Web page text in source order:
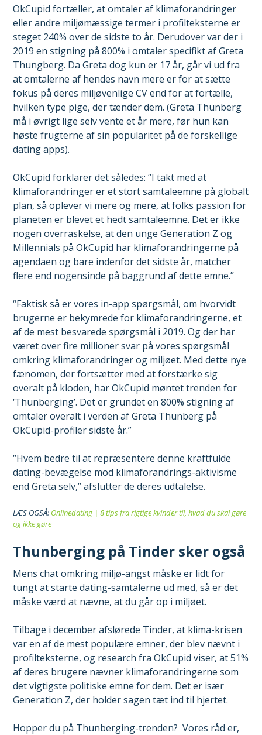
OkCupid fortæller, at omtaler af klimaforandringer
eller andre miljømæssige termer i profilteksterne er
steget 240% over de sidste to år. Derudover var der i
2019 en stigning på 800% i omtaler specifikt af Greta
Thungberg. Da Greta dog kun er 17 år, går vi ud fra
at omtalerne af hendes navn mere er for at sætte
fokus på deres miljøvenlige CV end for at fortælle,
hvilken type pige, der tænder dem. (Greta Thunberg
må i øvrigt lige selv vente et år mere, før hun kan
høste frugterne af sin popularitet på de forskellige
dating apps).
OkCupid forklarer det således: “I takt med at
klimaforandringer er et stort samtaleemne på globalt
plan, så oplever vi mere og mere, at folks passion for
planeten er blevet et hedt samtaleemne. Det er ikke
nogen overraskelse, at den unge Generation Z og
Millennials på OkCupid har klimaforandringerne på
agendaen og bare indenfor det sidste år, matcher
flere end nogensinde på baggrund af dette emne.”
“Faktisk så er vores in-app spørgsmål, om hvorvidt
brugerne er bekymrede for klimaforandringerne, et
af de mest besvarede spørgsmål i 2019. Og der har
været over fire millioner svar på vores spørgsmål
omkring klimaforandringer og miljøet. Med dette nye
fænomen, der fortsætter med at forstærke sig
overalt på kloden, har OkCupid møntet trenden for
‘Thunberging’. Det er grundet en 800% stigning af
omtaler overalt i verden af Greta Thunberg på
OkCupid-profiler sidste år.”
“Hvem bedre til at repræsentere denne kraftfulde
dating-bevægelse mod klimaforandrings-aktivisme
end Greta selv,” afslutter de deres udtalelse.
LÆS OGSÅ: Onlinedating | 8 tips fra rigtige kvinder til, hvad du skal gøre
og ikke gøre
Thunberging på Tinder sker også
Mens chat omkring miljø-angst måske er lidt for
tungt at starte dating-samtalerne ud med, så er det
måske værd at nævne, at du går op i miljøet.
Tilbage i december afslørede Tinder, at klima-krisen
var en af de mest populære emner, der blev nævnt i
profilteksterne, og research fra OkCupid viser, at 51%
af deres brugere nævner klimaforandringerne som
det vigtigste politiske emne for dem. Det er især
Generation Z, der holder sagen tæt ind til hjertet.
Hopper du på Thunberging-trenden? Vores råd er,